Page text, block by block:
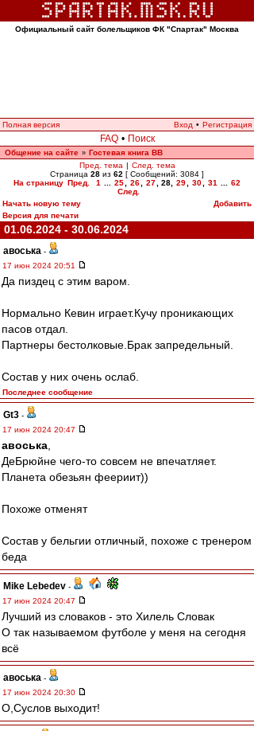
Официальный сайт болельщиков ФК "Спартак" Москва
Полная версия Вход • Регистрация
FAQ • Поиск
Общение на сайте » Гостевая книга ВВ
Пред. тема | След. тема
Страница 28 из 62 [ Сообщений: 3084 ]
На страницу Пред. 1 25 26 27 28 29 30 31
62
След.
Начать новую тему
Добавить
Версия для печати
01.06.2024 - 30.06.2024
авоська -
17 июн 2024 20:51
Да пиздец с этим варом.
Нормально Кевин играет.Кучу проникающих
пасов отдал.
Партнеры бестолковые.Брак запредельный.
Состав у них очень ослаб.
Последнее сообщение
Gt3 -
17 июн 2024 20:47
авоська
ДеБрюйне чего-то совсем не впечатляет.
Планета обезьян феериит))
Похоже отменят
Состав у бельгии отличный, похоже с тренером
беда
Mike Lebedev -
17 июн 2024 20:47
Лучший из словаков - это Хилель Словак
О так называемом футболе у меня на сегодня
всё
авоська -
17 июн 2024 20:30
О,Суслов выходит!